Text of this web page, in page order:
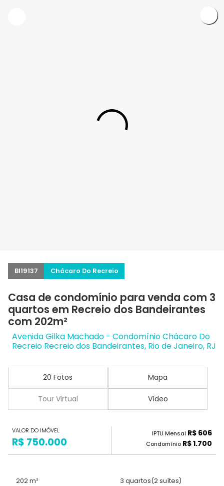
BI19137 Chácaro Do Recreio
Casa de condomínio para venda com 3
quartos em Recreio dos Bandeirantes
com 202m²
Avenida Gilka Machado - Condomínio Chácaro Do
Recreio Recreio dos Bandeirantes, Rio de Janeiro, RJ
20 Fotos Mapa
Tour Virtual Vídeo
VALOR DO IMÓVEL
R$ 750.000
IPTU Mensal R$ 606
Condomínio R$ 1.700
202 m² 3 quartos(2 suítes)